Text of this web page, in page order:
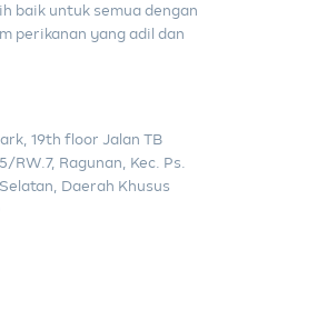
baik untuk semua dengan
perikanan yang adil dan
19th floor Jalan TB
RW.7, Ragunan, Kec. Ps.
Daerah Khusus